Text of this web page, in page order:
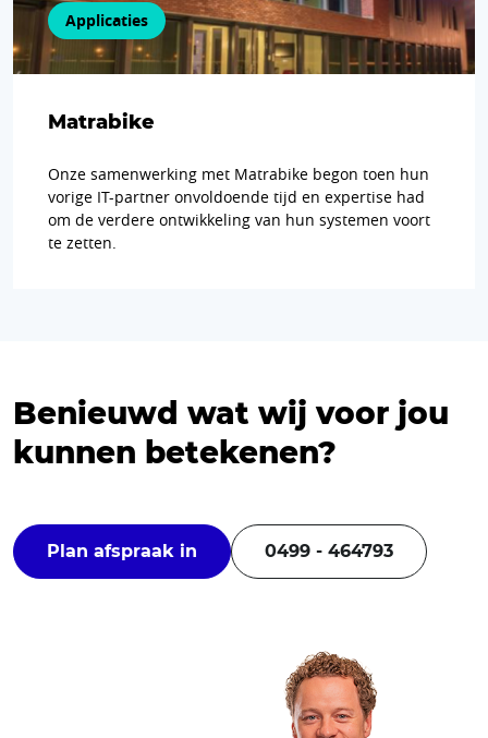
Applicaties
Matrabike
Onze samenwerking met Matrabike begon toen hun
vorige IT-partner onvoldoende tijd en expertise had
om de verdere ontwikkeling van hun systemen voort
te zetten.
Benieuwd wat wij voor jou
kunnen betekenen?
Plan afspraak in 0499 - 464793